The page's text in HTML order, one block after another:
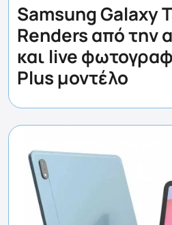
Samsung Galaxy
Renders από την
και live
Plus μοντέλο